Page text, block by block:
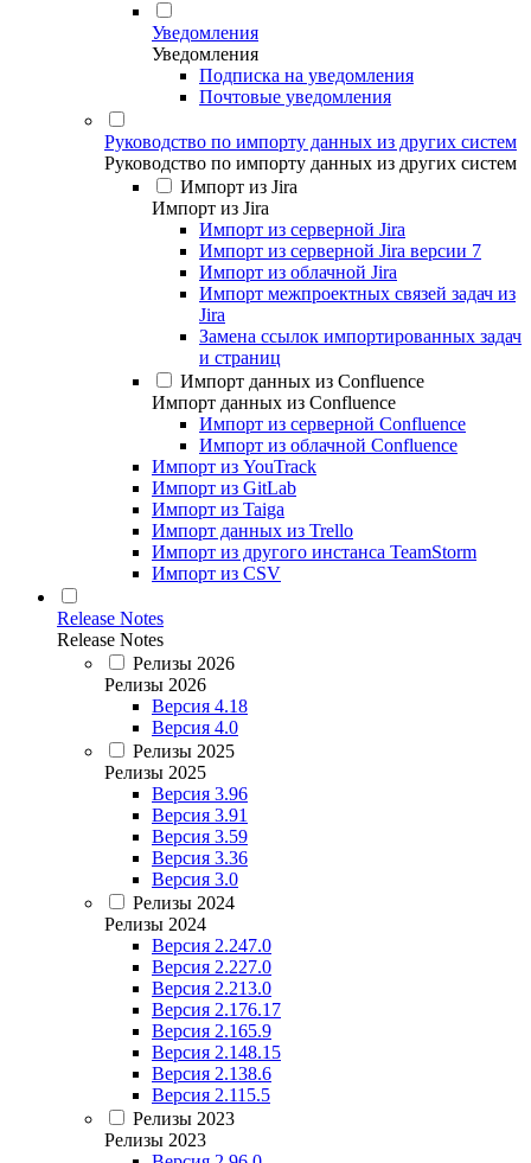
Уведомления
Уведомления
Подписка на уведомления
Почтовые уведомления
Руководство по импорту данных из других систем
Руководство по импорту данных из других систем
Импорт из Jira
Импорт из Jira
Импорт из серверной Jira
Импорт из серверной Jira версии 7
Импорт из облачной Jira
Импорт межпроектных связей задач из
Jira
Замена ссылок импортированных задач
и страниц
Импорт данных из Confluence
Импорт данных из Confluence
Импорт из серверной Confluence
Импорт из облачной Confluence
Импорт из YouTrack
Импорт из GitLab
Импорт из Taiga
Импорт данных из Trello
Импорт из другого инстанса TeamStorm
Импорт из CSV
Release Notes
Release Notes
Релизы 2026
Релизы 2026
Версия 4.18
Версия 4.0
Релизы 2025
Релизы 2025
Версия 3.96
Версия 3.91
Версия 3.59
Версия 3.36
Версия 3.0
Релизы 2024
Релизы 2024
Версия 2.247.0
Версия 2.227.0
Версия 2.213.0
Версия 2.176.17
Версия 2.165.9
Версия 2.148.15
Версия 2.138.6
Версия 2.115.5
Релизы 2023
Релизы 2023